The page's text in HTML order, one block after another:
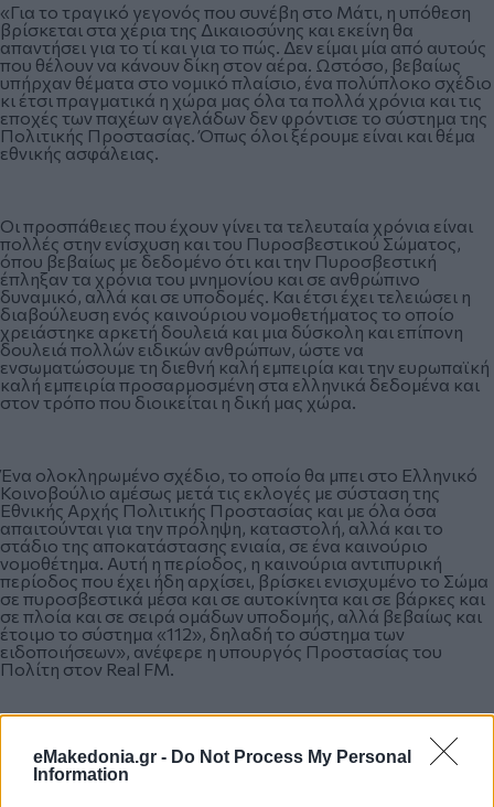
eMakedonia.gr - Do Not Process My Personal
Information
«Για το τραγικό γεγονός που συνέβη στο Μάτι, η υπόθεση
βρίσκεται στα χέρια της Δικαιοσύνης και εκείνη θα
απαντήσει για το τί και για το πώς. Δεν είμαι μία από αυτούς
που θέλουν να κάνουν δίκη στον αέρα. Ωστόσο, βεβαίως
υπήρχαν θέματα στο νομικό πλαίσιο, ένα πολύπλοκο σχέδιο
κι έτσι πραγματικά η χώρα μας όλα τα πολλά χρόνια και τις
εποχές των παχέων αγελάδων δεν φρόντισε το σύστημα της
Πολιτικής Προστασίας. Όπως όλοι ξέρουμε είναι και θέμα
εθνικής ασφάλειας.
Οι προσπάθειες που έχουν γίνει τα τελευταία χρόνια είναι
πολλές στην ενίσχυση και του Πυροσβεστικού Σώματος,
όπου βεβαίως με δεδομένο ότι και την Πυροσβεστική
έπληξαν τα χρόνια του μνημονίου και σε ανθρώπινο
δυναμικό, αλλά και σε υποδομές. Και έτσι έχει τελειώσει η
διαβούλευση ενός καινούριου νομοθετήματος το οποίο
χρειάστηκε αρκετή δουλειά και μια δύσκολη και επίπονη
δουλειά πολλών ειδικών ανθρώπων, ώστε να
ενσωματώσουμε τη διεθνή καλή εμπειρία και την ευρωπαϊκή
καλή εμπειρία προσαρμοσμένη στα ελληνικά δεδομένα και
στον τρόπο που διοικείται η δική μας χώρα.
Ένα ολοκληρωμένο σχέδιο, το οποίο θα μπει στο Ελληνικό
Κοινοβούλιο αμέσως μετά τις εκλογές με σύσταση της
Εθνικής Αρχής Πολιτικής Προστασίας και με όλα όσα
απαιτούνται για την πρόληψη, καταστολή, αλλά και το
στάδιο της αποκατάστασης ενιαία, σε ένα καινούριο
νομοθέτημα. Αυτή η περίοδος, η καινούρια αντιπυρική
περίοδος που έχει ήδη αρχίσει, βρίσκει ενισχυμένο το Σώμα
σε πυροσβεστικά μέσα και σε αυτοκίνητα και σε βάρκες και
σε πλοία και σε σειρά ομάδων υποδομής, αλλά βεβαίως και
έτοιμο το σύστημα «112», δηλαδή το σύστημα των
ειδοποιήσεων», ανέφερε η υπουργός Προστασίας του
Πολίτη στον Real FM.